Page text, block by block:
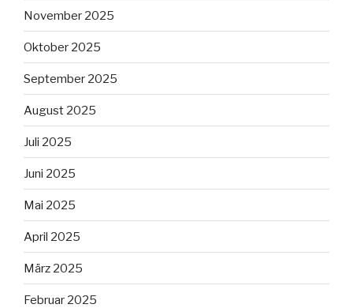
November 2025
Oktober 2025
September 2025
August 2025
Juli 2025
Juni 2025
Mai 2025
April 2025
März 2025
Februar 2025